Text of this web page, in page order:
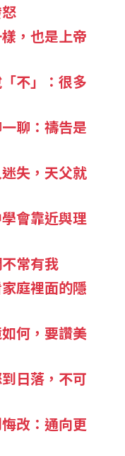
，也是上帝
不」：很多
聊：禱告是
失，天父就
會靠近與理
常有我
庭裡面的隱
何，要讚美
日落，不可
改：通向更